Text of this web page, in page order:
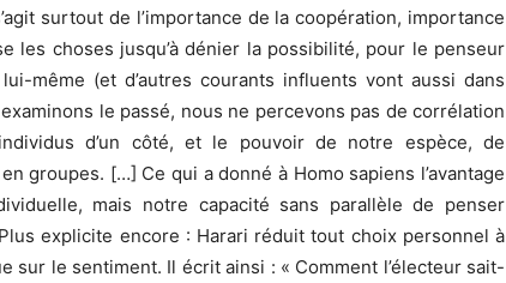
surtout de l’importance de la coopération, importance
les choses jusqu’à dénier la possibilité, pour le penseur
même (et d’autres courants influents vont aussi dans
le passé, nous ne percevons pas de corrélation
d’un côté, et le pouvoir de notre espèce, de
groupes. […] Ce qui a donné à Homo sapiens l’avantage
mais notre capacité sans parallèle de penser
explicite encore : Harari réduit tout choix personnel à
sur le sentiment. Il écrit ainsi : « Comment l’électeur sait-